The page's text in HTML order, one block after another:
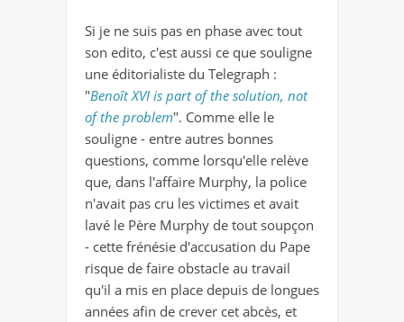
Si je ne suis pas en phase avec tout
son edito, c'est aussi ce que souligne
une éditorialiste du Telegraph :
"Benoît XVI is part of the solution, not
of the problem". Comme elle le
souligne - entre autres bonnes
questions, comme lorsqu'elle relève
que, dans l'affaire Murphy, la police
n'avait pas cru les victimes et avait
lavé le Père Murphy de tout soupçon
- cette frénésie d'accusation du Pape
risque de faire obstacle au travail
qu'il a mis en place depuis de longues
années afin de crever cet abcès, et